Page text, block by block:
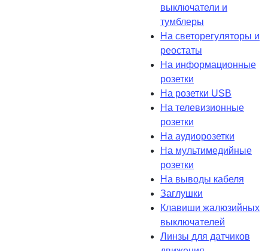
выключатели и
тумблеры
На светорегуляторы и
реостаты
На информационные
розетки
На розетки USB
На телевизионные
розетки
На аудиорозетки
На мультимедийные
розетки
На выводы кабеля
Заглушки
Клавиши жалюзийных
выключателей
Линзы для датчиков